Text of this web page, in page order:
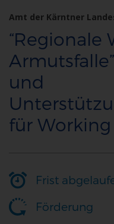
Amt der Kärntner
“Regionale
und
für
Frist
Förderung